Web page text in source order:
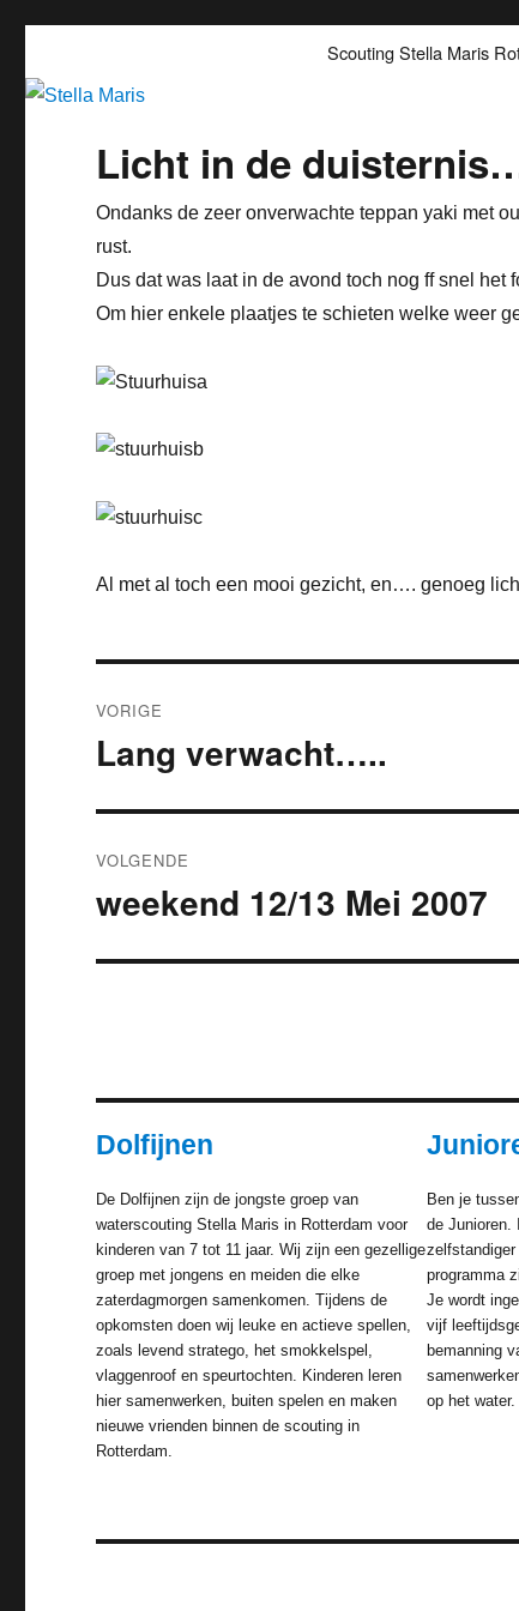
Scouting Stella Maris
Licht in de
Ondanks de zeer onverwachte teppan yaki met
rust.
Dus dat was laat in de avond toch nog ff snel het
Om hier enkele plaatjes te schieten welke weer
Al met al toch een mooi gezicht, en…. genoeg
navigatie
VORIGE
Vorig
bericht:
Lang verwacht…..
VOLGENDE
Volgend
weekend 12/13 Mei 2007
Dolfijnen
De Dolfijnen zijn de jongste groep van
waterscouting Stella Maris in Rotterdam voor
kinderen van 7 tot 11 jaar. Wij zijn een gezellige
groep met jongens en meiden die elke
zaterdagmorgen samenkomen. Tijdens de
opkomsten doen wij leuke en actieve spellen,
zoals levend stratego, het smokkelspel,
vlaggenroof en speurtochten. Kinderen leren
hier samenwerken, buiten spelen en maken
nieuwe vrienden binnen de scouting in
Rotterdam.
Ben je
de Junioren.
programma
Je wordt
vijf
bemanning
op het water.